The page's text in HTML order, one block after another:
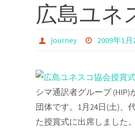
広島ユネ
journey 2009年1月
シマ通訳者グループ
団体です。1月24日(土)、
た授賞式に出席しました。